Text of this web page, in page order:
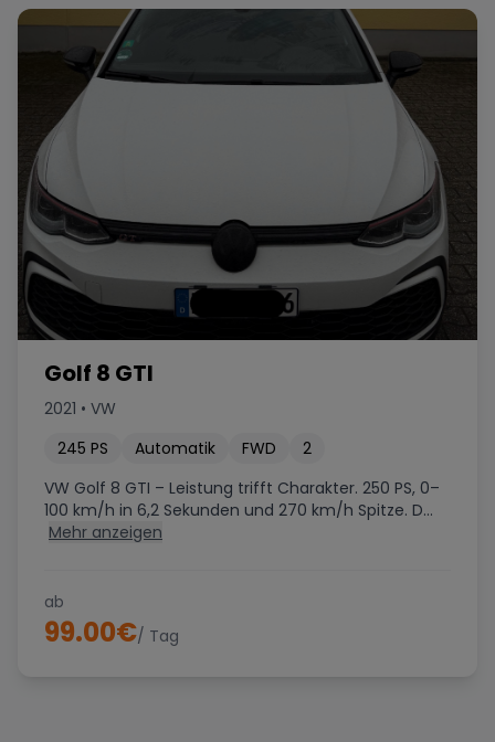
Golf 8 GTI
2021 • VW
245 PS Automatik FWD
2
VW Golf 8 GTI – Leistung trifft Charakter. 250 PS, 0–
100 km/h in 6,2 Sekunden und 270 km/h Spitze. D...
Mehr anzeigen
ab
99.00€/ Tag